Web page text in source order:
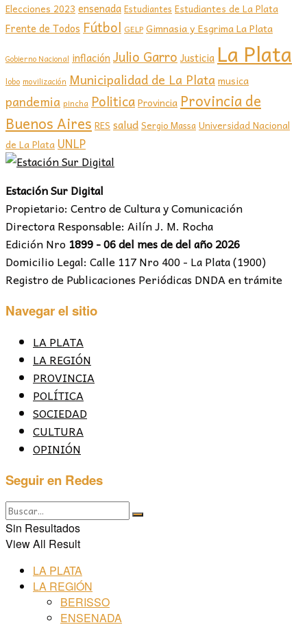
Elecciones 2023 ensenada Estudiantes Estudiantes de La Plata
Frente de Todos Fútbol GELP Gimnasia y Esgrima La Plata
Gobierno Nacional inflación Julio Garro Justicia La Plata
lobo movilización Municipalidad de La Plata musica
pandemia pincha PoliticaProvincia Provincia de
Buenos Aires RES saludSergio MassaUniversidad Nacional
de La Plata UNLP
Estación Sur Digital
Propietario: Centro de Cultura y Comunicación
Directora Responsable: Ailín J. M. Rocha
Edición Nro 1899 - 06 del mes de del año 2026
Domicilio Legal: Calle 117 Nro 400 - La Plata (1900)
Registro de Publicaciones Periódicas DNDA en trámite
Navegar el sitio
LA PLATA
LA REGIÓN
PROVINCIA
POLÍTICA
SOCIEDAD
CULTURA
OPINIÓN
Seguir en Redes
Sin Resultados
View All Result
LA PLATA
LA REGIÓN
BERISSO
ENSENADA